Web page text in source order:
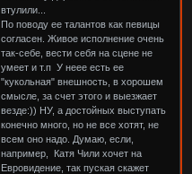
втулили...
По поводу ее талантов как певицы
согласен. Живое исполнение очень
так-себе, вести себя на сцене не
умеет и т.п У неее есть ее
"кукольная" внешность, в хорошем
смысле, за счет этого и выезжает
везде:)) НУ, а достойных выступать
конечно много, но не все хотят, не
всем оно надо. Думаю, если,
например, Катя Чили хочет на
Евровидение, так пуская скажет